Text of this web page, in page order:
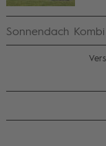
Sonnendach Kombi